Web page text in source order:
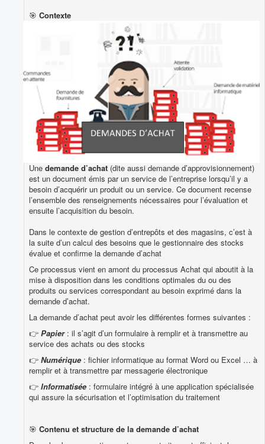
🎯 Contexte
Une demande d’achat (dite aussi demande d’approvisionnement)
est un document émis par un service de l’entreprise lorsqu’il y a
besoin d’acquérir un produit ou un service. Ce document recense
l’ensemble des renseignements nécessaires pour l’évaluation et
ensuite l’acquisition du besoin.
Dans le contexte de gestion d’entrepôts et des magasins, c’est à
la suite d’un calcul des besoins que le gestionnaire des stocks
évalue et confirme la demande d’achat
Ce processus vient en amont du processus Achat qui aboutit à la
mise à disposition dans les conditions optimales du ou des
produits ou services correspondant au besoin exprimé dans la
demande d’achat.
La demande d’achat peut avoir les différentes formes suivantes :
👉 Papier: il s’agit d’un formulaire à remplir et à transmettre au
service des achats ou des stocks
👉 Numérique : fichier informatique au format Word ou Excel … à
remplir et à transmettre par messagerie électronique
👉 Informatisée : formulaire intégré à une application spécialisée
qui assure la sécurisation et l’optimisation du traitement
🎯 Contenu et structure de la demande d’achat